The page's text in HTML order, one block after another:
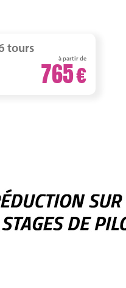
tours
à partir de
765